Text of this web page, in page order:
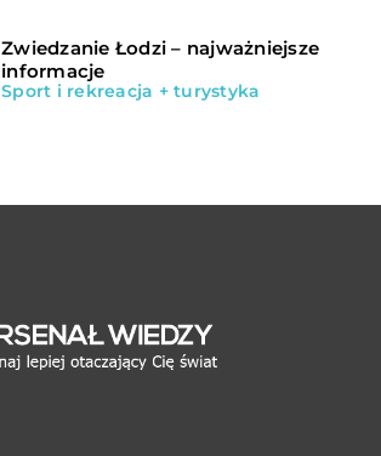
Zwiedzanie Łodzi – najważniejsze
informacje
Sport i rekreacja + turystyka